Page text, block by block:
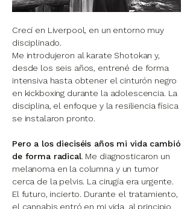
Crecí en Liverpool, en un entorno muy
disciplinado.
Me introdujeron al karate Shotokan y,
desde los seis años, entrené de forma
intensiva hasta obtener el cinturón negro
en kickboxing durante la adolescencia. La
disciplina, el enfoque y la resiliencia física
se instalaron pronto.
Pero a los dieciséis años mi vida cambió
de forma radical. Me diagnosticaron un
melanoma en la columna y un tumor
cerca de la pelvis. La cirugía era urgente.
El futuro, incierto. Durante el tratamiento,
el cannabis entró en mi vida, al principio